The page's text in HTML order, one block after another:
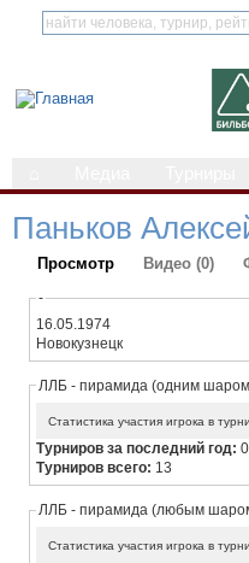
Паньков
Просмотр Видео (0)
-
16.05.1974
Новокузнецк
ЛЛБ - пирамида (одним
Статистика участия игрока в
Турниров за последний год:0
Турниров всего: 13
ЛЛБ - пирамида (любым
Статистика участия игрока в